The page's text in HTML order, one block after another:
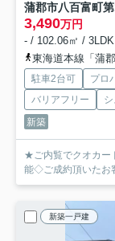
蒲郡市八百富町
3,490万円
- / 102.06㎡ /
東海道本線「蒲
駐車2台可 プロ
バリアフリー
新築
★ご内覧でクオカー
能◇ご成約頂いたお
新築一戸建